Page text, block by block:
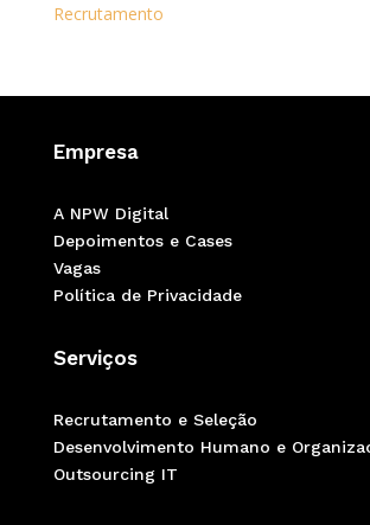
Recrutamento
Empresa
A NPW Digital
Depoimentos e Cases
Vagas
Política de Privacidade
Serviços
Recrutamento e Seleção
Desenvolvimento Humano e
Outsourcing IT